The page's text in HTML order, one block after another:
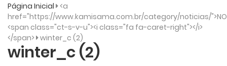
Página Inicial <a
href="https://www.kamisama.com.br/category/noticias/
<span class="ct-s-v-u"><i class="fa fa-caret-right"></i>
</span> winter_c (2)
winter_c (2)